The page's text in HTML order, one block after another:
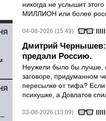
никогда не услышит
МИЛЛИОН или более
04-08-2026 (15:49)
Дмитрий Чернышев:
предали Россию.
Неужели было бы лучше,
заговоре, придуманном
пересылке от тифа?
психушке, а Довлатов
03-08-2026 (13:09)